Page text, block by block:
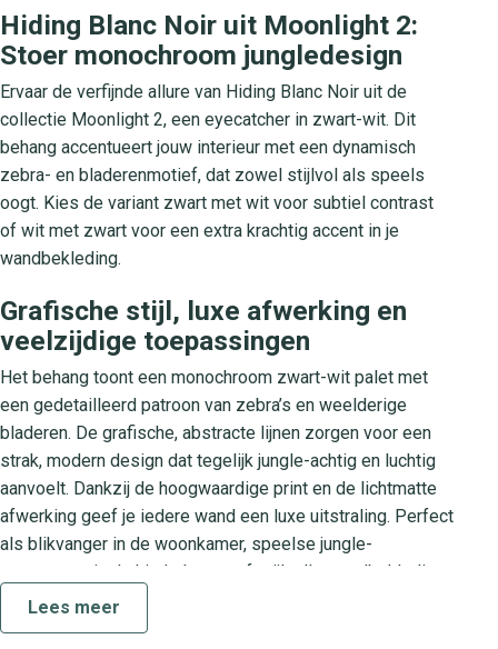
Hiding Blanc Noir uit Moonlight 2:
Stoer monochroom jungledesign
Ervaar de verfijnde allure van Hiding Blanc Noir uit de
collectie Moonlight 2, een eyecatcher in zwart-wit. Dit
behang accentueert jouw interieur met een dynamisch
zebra- en bladerenmotief, dat zowel stijlvol als speels
oogt. Kies de variant zwart met wit voor subtiel contrast
of wit met zwart voor een extra krachtig accent in je
wandbekleding.
Grafische stijl, luxe afwerking en
veelzijdige toepassingen
Het behang toont een monochroom zwart-wit palet met
een gedetailleerd patroon van zebra’s en weelderige
bladeren. De grafische, abstracte lijnen zorgen voor een
strak, modern design dat tegelijk jungle-achtig en luchtig
aanvoelt. Dankzij de hoogwaardige print en de lichtmatte
afwerking geef je iedere wand een luxe uitstraling. Perfect
als blikvanger in de woonkamer, speelse jungle-
accentmuur in de kinderkamer of stijlvolle wandbekleding
in kantoor en hal.
Lees meer